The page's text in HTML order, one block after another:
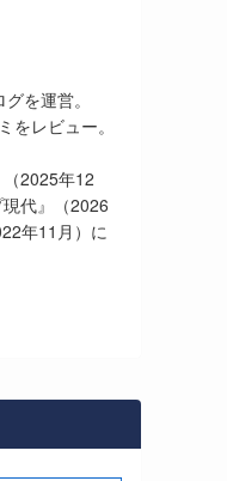
を運営。
をレビュー。
2025年12
代』（2026
年11月）に